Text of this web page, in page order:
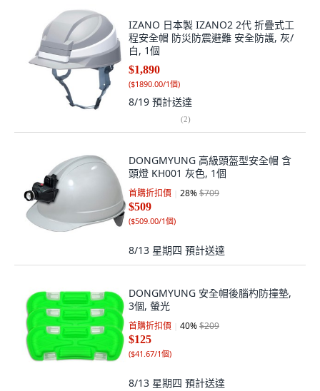
IZANO 日本製 IZANO2 2代 折疊式工
程安全帽 防災防震避難 安全防護, 灰/
白, 1個
$1,890
($1890.00/1個)
8/19 預計送達
(2)
DONGMYUNG 高級頭盔型安全帽 含
頭燈 KH001 灰色, 1個
首購折扣價 28%$709
$509
($509.00/1個)
8/13 星期四 預計送達
DONGMYUNG 安全帽後腦杓防撞墊,
3個, 螢光
首購折扣價 40%$209
$125
($41.67/1個)
8/13 星期四 預計送達